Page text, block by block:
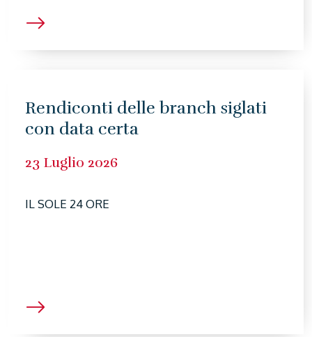
Rendiconti delle branch siglati
con data certa
23 Luglio 2026
IL SOLE 24 ORE